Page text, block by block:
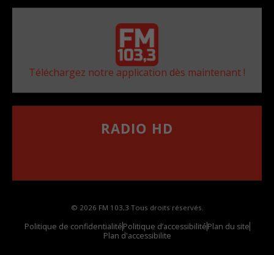
Téléchargez notre application dès maintenant !
RADIO HD
© 2026 FM 103,3 Tous droits réservés.
Politique de confidentialitéPolitique d’accessibilitéPlan du site
Plan d'accessibilite